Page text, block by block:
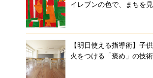
イレブンの色で、まちを
【明日使える指導術】子
火をつける「褒め」の技術